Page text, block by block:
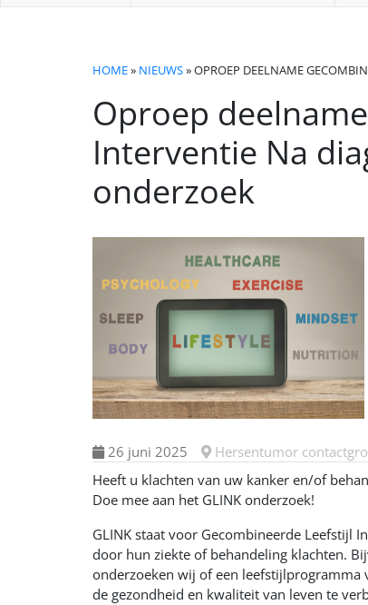
HOME» NIEUWS» OPROEP DEELNAME
Oproep
Interventie Na
onderzoek
26 juni 2025
Hersentumor
Heeft u klachten van uw kanker en/of
Doe mee aan het GLINK onderzoek!
GLINK staat voor Gecombineerde Leefstijl
door hun ziekte of behandeling klachten.
onderzoeken wij of een leefstijlprogramma
de gezondheid en kwaliteit van leven te